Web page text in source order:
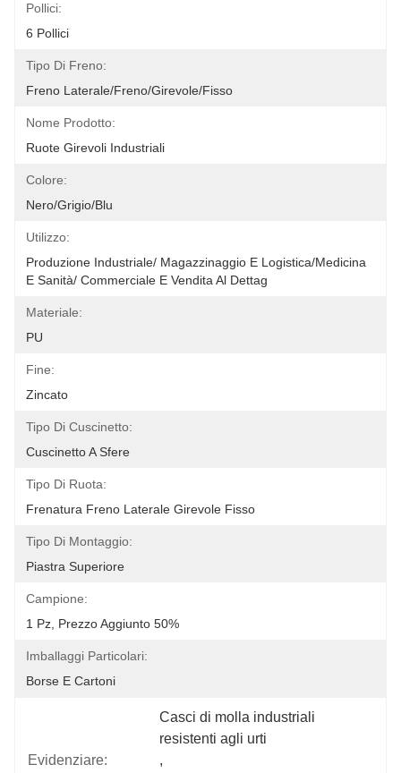
Pollici:
6 Pollici
Tipo Di Freno:
Freno Laterale/freno/girevole/fisso
Nome Prodotto:
Ruote Girevoli Industriali
Colore:
Nero/Grigio/Blu
Utilizzo:
Produzione Industriale/ Magazzinaggio E Logistica/Medicina
E Sanità/ Commerciale E Vendita Al Dettag
Materiale:
PU
Fine:
Zincato
Tipo Di Cuscinetto:
Cuscinetto A Sfere
Tipo Di Ruota:
Frenatura Freno Laterale Girevole Fisso
Tipo Di Montaggio:
Piastra Superiore
Campione:
1 Pz, Prezzo Aggiunto 50%
Imballaggi Particolari:
Borse E Cartoni
Evidenziare:
Casci di molla industriali
resistenti agli urti
,